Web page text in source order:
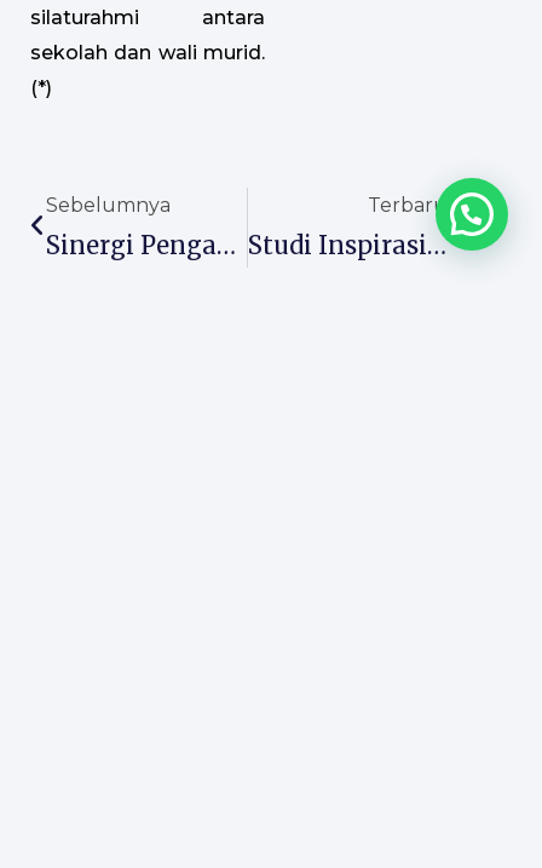
silaturahmi antara
sekolah dan wali murid.
(*)
Sebelumnya
Sinergi Pengawas Dan Madrasah : Langkah Strategis Tingkatkan Mutu Pendidikan MTs Almaarif 01 Singosari
Terbaru
Studi Inspirasi LP Ma’arif NU Bawean Di MTs Almaarif 01 Singosari, Perkuat Sinergi Dan Budaya Disiplin